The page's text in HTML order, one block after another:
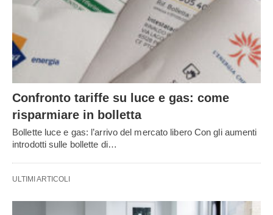
Confronto tariffe su luce e gas: come
risparmiare in bolletta
Bollette luce e gas: l’arrivo del mercato libero Con gli aumenti
introdotti sulle bollette di…
ULTIMI ARTICOLI